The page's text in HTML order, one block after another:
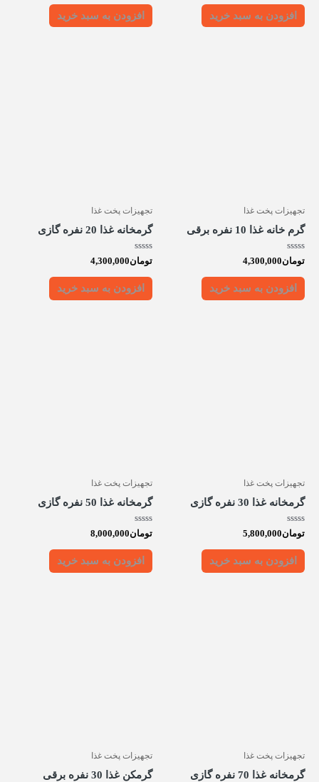
از
افزودن به سبد خرید
از
افزودن به سبد خرید
تجهیزات پخت غذا
گرم خانه غذا 10 نفره برقی
امتیاز
0
از
تومان4,300,000
افزودن به سبد خرید
تجهیزات پخت غذا
گرمخانه غذا 20 نفره گازی
امتیاز
0
از
تومان4,300,000
افزودن به سبد خرید
تجهیزات پخت غذا
گرمخانه غذا 30 نفره گازی
امتیاز
0
از
تومان5,800,000
افزودن به سبد خرید
تجهیزات پخت غذا
گرمخانه غذا 50 نفره گازی
امتیاز
0
از
تومان8,000,000
افزودن به سبد خرید
تجهیزات پخت غذا
گرمخانه غذا 70 نفره گازی
تجهیزات پخت غذا
گرمکن غذا 30 نفره برقی